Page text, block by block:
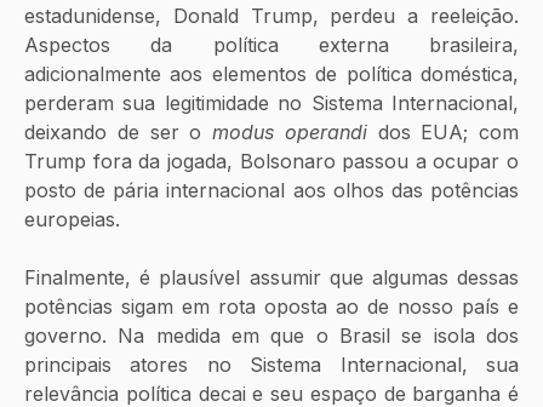
estadunidense, Donald Trump, perdeu a reeleição.
Aspectos da política externa brasileira,
adicionalmente aos elementos de política doméstica,
perderam sua legitimidade no Sistema Internacional,
deixando de ser o modus operandi dos EUA; com
Trump fora da jogada, Bolsonaro passou a ocupar o
posto de pária internacional aos olhos das potências
europeias.
Finalmente, é plausível assumir que algumas dessas
potências sigam em rota oposta ao de nosso país e
governo. Na medida em que o Brasil se isola dos
principais atores no Sistema Internacional, sua
relevância política decai e seu espaço de barganha é